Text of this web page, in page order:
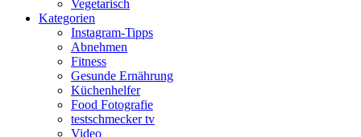
Vegetarisch
Kategorien
Instagram-Tipps
Abnehmen
Fitness
Gesunde Ernährung
Küchenhelfer
Food Fotografie
testschmecker tv
Video